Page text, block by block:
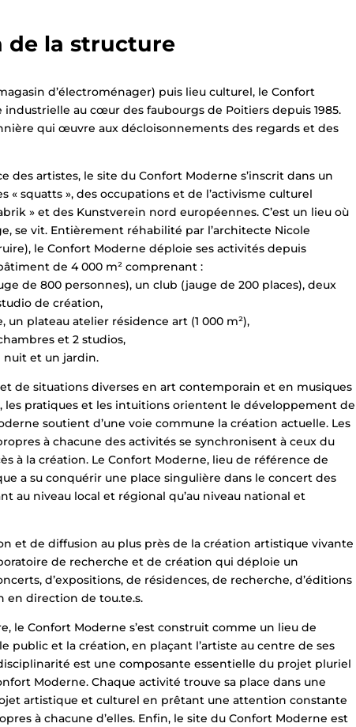
de la structure
d’électroménager) puis lieu culturel, le Confort
industrielle au cœur des faubourgs de Poitiers depuis 1985.
qui œuvre aux décloisonnements des regards et des
des artistes, le site du Confort Moderne s’inscrit dans un
« squatts », des occupations et de l’activisme culturel
» et des Kunstverein nord européennes. C’est un lieu où
se vit. Entièrement réhabilité par l’architecte Nicole
le Confort Moderne déploie ses activités depuis
de 4 000 m² comprenant :
de 800 personnes), un club (jauge de 200 places), deux
de création,
un plateau atelier résidence art (1 000 m²),
et 2 studios,
nuit et un jardin.
de situations diverses en art contemporain et en musiques
les pratiques et les intuitions orientent le développement de
soutient d’une voie commune la création actuelle. Les
à chacune des activités se synchronisent à ceux du
à la création. Le Confort Moderne, lieu de référence de
a su conquérir une place singulière dans le concert des
au niveau local et régional qu’au niveau national et
et de diffusion au plus près de la création artistique vivante
de recherche et de création qui déploie un
d’expositions, de résidences, de recherche, d’éditions
en direction de tou.te.s.
le Confort Moderne s’est construit comme un lieu de
public et la création, en plaçant l’artiste au centre de ses
est une composante essentielle du projet pluriel
Moderne. Chaque activité trouve sa place dans une
artistique et culturel en prêtant une attention constante
à chacune d’elles. Enfin, le site du Confort Moderne est